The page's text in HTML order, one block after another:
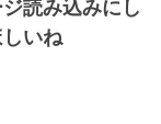
読み込みにし
いね